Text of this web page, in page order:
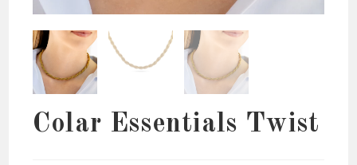
Colar Essentials Twist